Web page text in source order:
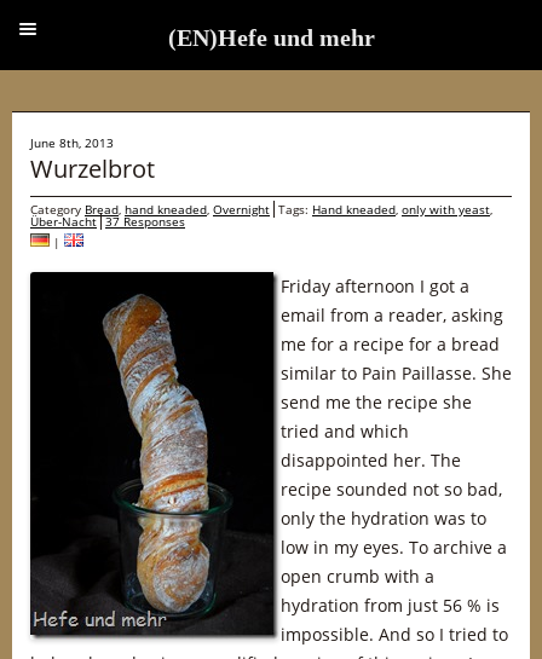
June 8th, 2013
Wurzelbrot
Category Bread, hand kneaded, Overnight Tags: Hand kneaded, only with yeast,
Über-Nacht 37 Responses
|
Friday afternoon I got a
email from a reader, asking
me for a recipe for a bread
similar to Pain Paillasse. She
send me the recipe she
tried and which
disappointed her. The
recipe sounded not so bad,
only the hydration was to
low in my eyes. To archive a
open crumb with a
hydration from just 56 % is
impossible. And so I tried to
(EN)Hefe und mehr
(EN)Hefe und mehr